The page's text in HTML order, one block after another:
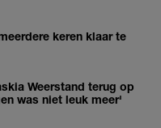
keren klaar te
Weerstand terug op
was niet leuk meer'